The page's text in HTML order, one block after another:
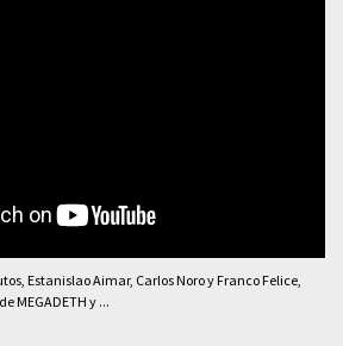
Estanislao Aimar, Carlos Noro y Franco Felice,
MEGADETH y ...